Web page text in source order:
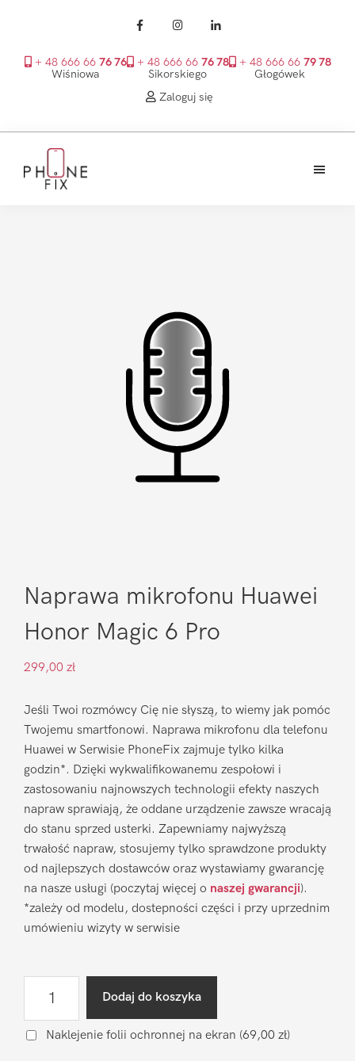
+ 48 666 66 76 76
Wiśniowa
+ 48 666 66 76 78
Sikorskiego
+ 48 666 66 79 78
Głogówek
Zaloguj się
głównego
Naprawa mikrofonu Huawei
Honor Magic 6 Pro
299,00 zł
Jeśli Twoi rozmówcy Cię nie słyszą, to wiemy jak pomóc
Twojemu smartfonowi. Naprawa mikrofonu dla telefonu
Huawei w Serwisie PhoneFix zajmuje tylko kilka
godzin*. Dzięki wykwalifikowanemu zespołowi i
zastosowaniu najnowszych technologii efekty naszych
napraw sprawiają, że oddane urządzenie zawsze wracają
do stanu sprzed usterki. Zapewniamy najwyższą
trwałość napraw, stosujemy tylko sprawdzone produkty
od najlepszych dostawców oraz wystawiamy gwarancję
na nasze usługi (poczytaj więcej o naszej gwarancji).
*zależy od modelu, dostepności części i przy uprzednim
umówieniu wizyty w serwisie
mikrofonu
Dodaj do koszyka
Naklejenie folii ochronnej na ekran (69,00 zł)